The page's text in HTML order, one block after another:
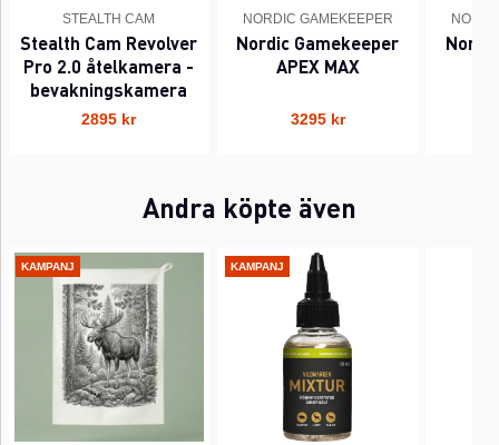
STEALTH CAM
Stealth Cam Revolver
Pro 2.0 åtelkamera -
bevakningskamera
2895 kr
NORDIC GAMEKEEPER
Nordic Gamekeeper
APEX MAX
3295 kr
Andra köpte även
KAMPANJ KAMPANJ